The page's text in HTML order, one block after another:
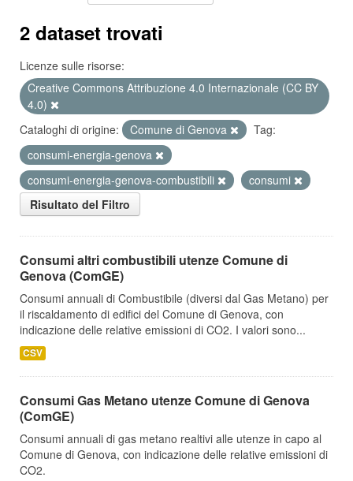
2 dataset trovati
Licenze sulle risorse:
Creative Commons Attribuzione 4.0 Internazionale (CC BY
4.0)
Cataloghi di origine:
Comune di Genova
Tag:
consumi-energia-genova
consumi-energia-genova-combustibili
consumi
Risultato del Filtro
Consumi altri combustibili utenze Comune di
Genova (ComGE)
Consumi annuali di Combustibile (diversi dal Gas Metano) per
il riscaldamento di edifici del Comune di Genova, con
indicazione delle relative emissioni di CO2. I valori sono...
CSV
Consumi Gas Metano utenze Comune di Genova
(ComGE)
Consumi annuali di gas metano realtivi alle utenze in capo al
Comune di Genova, con indicazione delle relative emissioni di
CO2.